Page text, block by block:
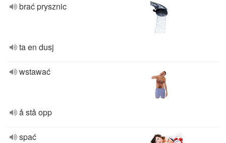
brać prysznic
ta en dusj
wstawać
å stå opp
spać